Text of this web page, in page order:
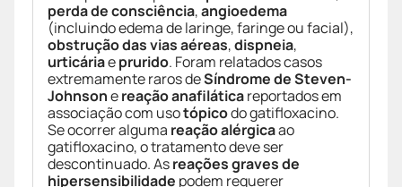
perda de consciência,angioedema
(incluindo edema de laringe, faringe ou facial),
obstrução das vias aéreas,dispneia,
urticáriaeprurido. Foram relatados casos
extremamente raros deSíndrome de Steven-
Johnsonereação anafiláticareportados em
associação com usotópicodo gatifloxacino.
Se ocorrer alguma reação alérgicaao
gatifloxacino, o tratamento deve ser
descontinuado. Asreações graves de
hipersensibilidade podem requerer